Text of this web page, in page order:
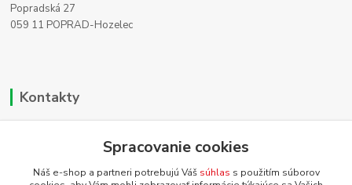
Popradská 27
059 11 POPRAD-Hozelec
Kontakty
+421 911 990 200Spracovanie cookies
Náš e-shop a partneri potrebujú Váš súhlas s použitím súborov